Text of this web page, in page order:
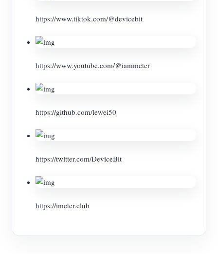
https://www.tiktok.com/@devicebit
https://www.youtube.com/@iammeter
https://github.com/lewei50
https://twitter.com/DeviceBit
https://imeter.club